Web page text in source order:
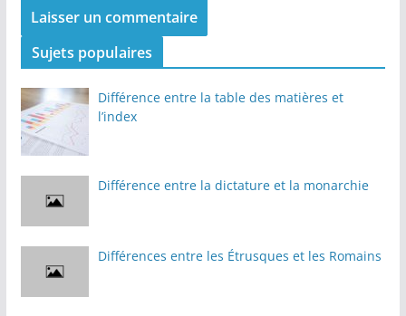
Sujets populaires
Différence entre la table des matières et
l’index
Différence entre la dictature et la monarchie
Différences entre les Étrusques et les Romains